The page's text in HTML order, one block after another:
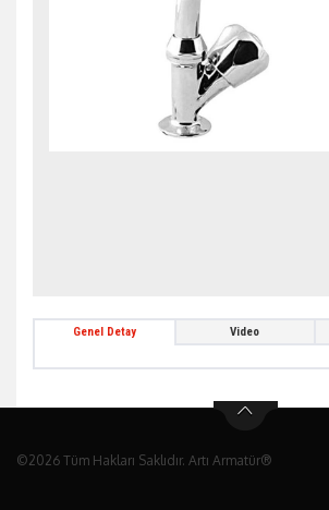
Genel Detay Video
©2026 Tüm Hakları Saklıdır. Artı Armatür®